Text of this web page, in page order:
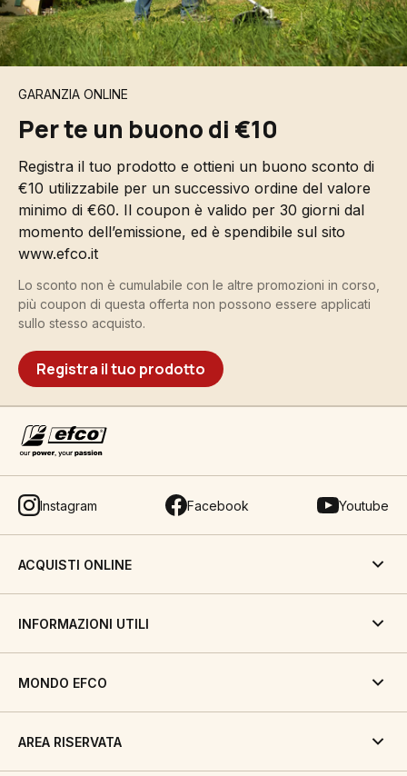
GARANZIA ONLINE
Per te un buono di €10
Registra il tuo prodotto e ottieni un buono sconto di
€10 utilizzabile per un successivo ordine del valore
minimo di €60. Il coupon è valido per 30 giorni dal
momento dell’emissione, ed è spendibile sul sito
www.efco.it
Lo sconto non è cumulabile con le altre promozioni in corso,
più coupon di questa offerta non possono essere applicati
sullo stesso acquisto.
Registra il tuo prodotto
Instagram Facebook Youtube
ACQUISTI ONLINE
INFORMAZIONI UTILI
MONDO EFCO
AREA RISERVATA